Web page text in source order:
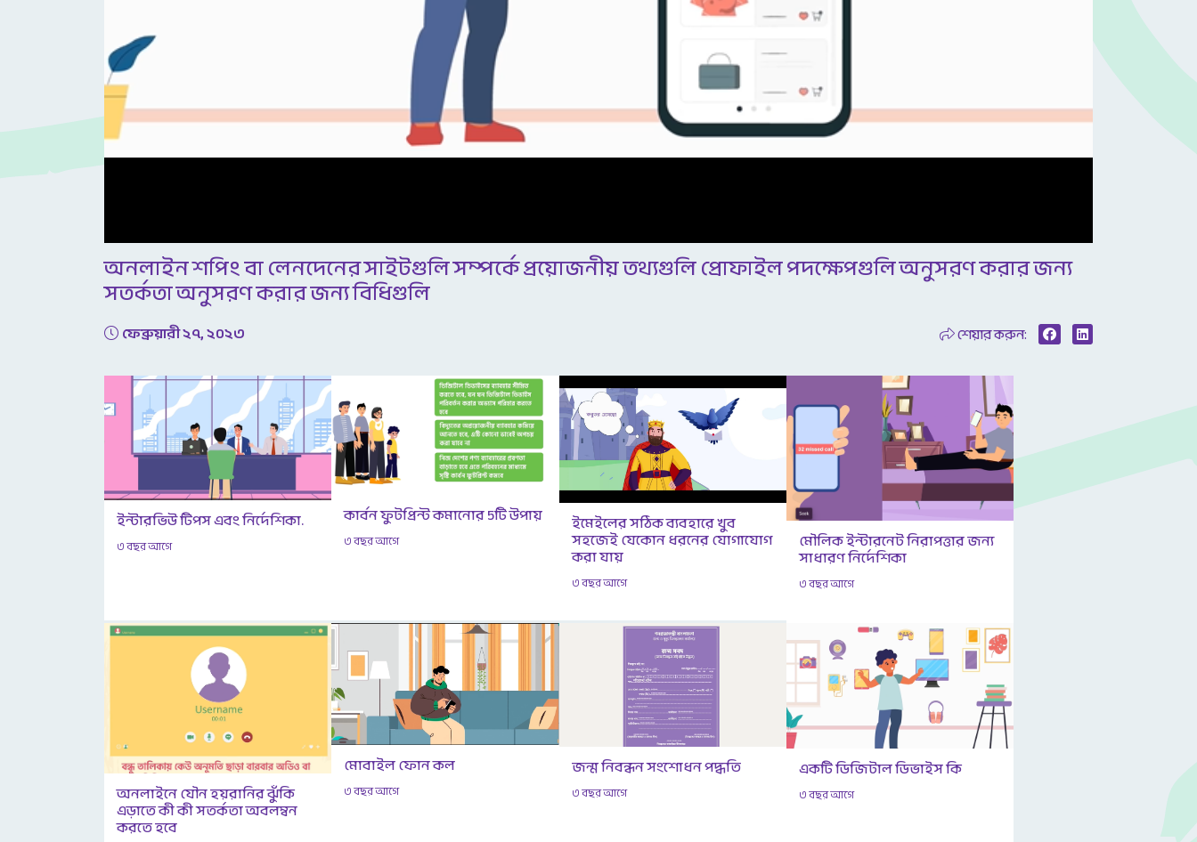
অনলাইন শপিং বা লেনদেনের সাইটগুলি সম্পর্কে প্রয়োজনীয় তথ্যগুলি প্রোফাইল পদক্ষেপগুলি অনুসরণ করার জন্য
সতর্কতা অনুসরণ করার জন্য বিধিগুলি
ফেব্রুয়ারী ২৭, ২০২৩ শেয়ার করুন:
ইন্টারভিউ টিপস এবং নির্দেশিকা.
৩ বছর আগে
কার্বন ফুটপ্রিন্ট কমানোর 5টি উপায়
৩ বছর আগে
ইমেইলের সঠিক ব্যবহারে খুব
সহজেই যেকোন ধরনের যোগাযোগ
করা যায়
৩ বছর আগে
মৌলিক ইন্টারনেট নিরাপত্তার জন্য
সাধারণ নির্দেশিকা
৩ বছর আগে
অনলাইনে যৌন হয়রানির ঝুঁকি
এড়াতে কী কী সতর্কতা অবলম্বন
করতে হবে
মোবাইল ফোন কল
৩ বছর আগে
জন্ম নিবন্ধন সংশোধন পদ্ধতি
৩ বছর আগে
একটি ডিজিটাল ডিভাইস কি
৩ বছর আগে